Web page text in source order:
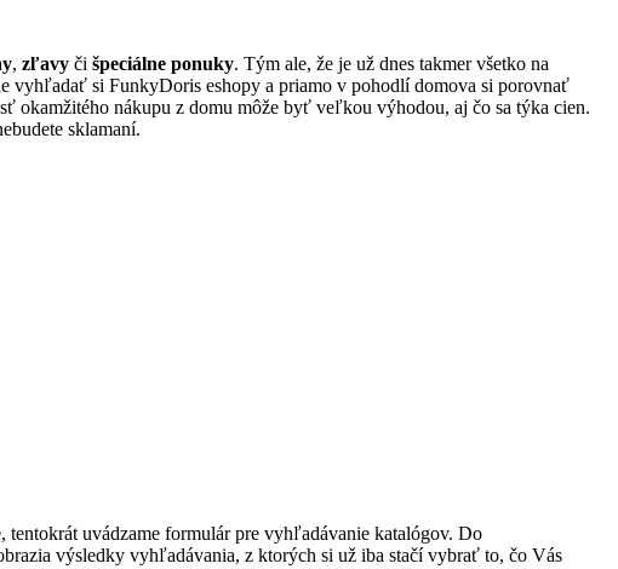
, zľavy či špeciálne ponuky. Tým ale, že je už dnes takmer všetko na
vyhľadať si FunkyDoris eshopy a priamo v pohodlí domova si porovnať
okamžitého nákupu z domu môže byť veľkou výhodou, aj čo sa týka cien.
sklamaní.
uvádzame formulár pre vyhľadávanie katalógov. Do
výsledky vyhľadávania, z ktorých si už iba stačí vybrať to, čo Vás